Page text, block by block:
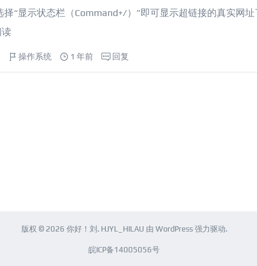
“显示状态栏（Command+/）”即可显示超链接的真实网址
操作系统 1 年前 回复
版权 © 2026 你好！刘 . HJYL_HILAU 由 WordPress强力驱动.
皖ICP备14005056号